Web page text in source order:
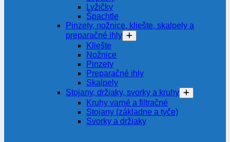
Lyžičky
Špachtle
Pinzety, nožnice, kliešte, skalpely a
preparačné ihly
Kliešte
Nožnice
Pinzety
Preparačné ihly
Skalpely
Stojany, držiaky, svorky a kruhy
Kruhy varné a filtračné
Stojany (základne a tyče)
Svorky a držiaky